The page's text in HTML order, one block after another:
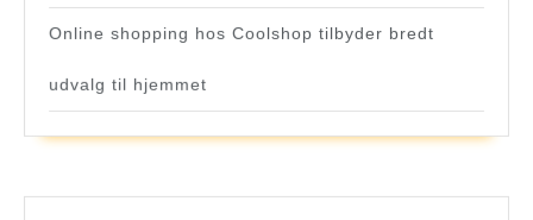
Online shopping hos Coolshop tilbyder bredt
udvalg til hjemmet